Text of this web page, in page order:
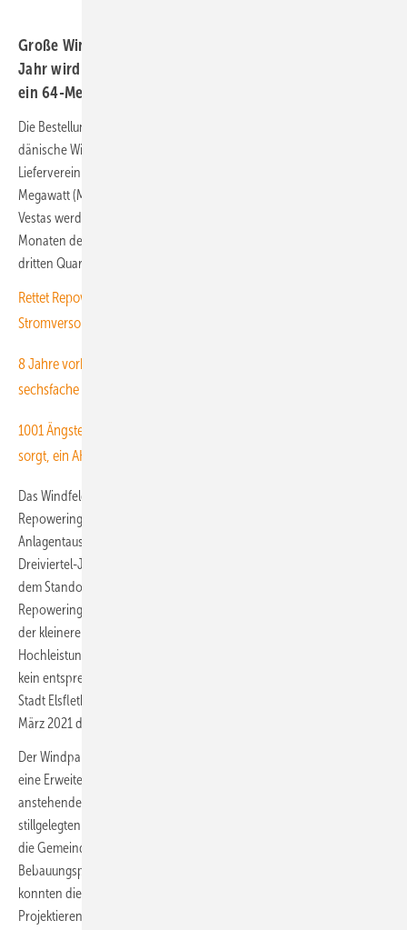
Große Windernte bleibt attraktiv: Bis Mitte kommendes
Jahr wird durch ein Repowering vor der Wesermündung
ein 64-Megawatt-Windkraftfeld entstehen.
Die Bestellung der neun großen Vestasanlagen ist nun amtlich. Das
dänische Windturbinenunternehmen meldete am Freitag die
Liefervereinbarung für drei Anlagen des Modells V172 mit 7,2
Megawatt (MW) und sechs Turbinen des Modells V150 mit 6 MW.
Vestas werde mit der Lieferung der Anlagen in den ersten drei
Monaten des kommenden Jahres beginnen und den Windpark im
dritten Quartal 2027 komplett ans Netz angeschlossen haben.
Rettet Repowering-Schwenk den EU-Windkraftkurs und die KI-
Stromversorgung in den USA?
8 Jahre vorbereitet, 2.5 Jahre Bau: Windparkerneuerung für
sechsfache Einspeisung
1001 Ängste – wie an der Unterweser ein Windpark für Unruhe
sorgt, ein AKW aber nicht
Das Windfeld südlich der Huntemündung in die Weser ist ein
Repoweringprojekt, für das die örtlichen Projektierer des
Anlagentausches in der Ausschreibung im August vor mehr als einem
Dreiviertel-Jahr den Zuschlag erhalten haben. Die Betreiber der an
dem Standort vorhandenen Altanlagen hatten die Erlaubnis fürs
Repowering – die Modernisierung des Windparks durch Austausch
der kleineren leistungsschwächeren Altanlagen gegen moderne
Hochleistungsturbinen – 2021 erreicht. Damals war allerdings noch
kein entsprechender kommunaler Bebauungspan vorhanden. Die
Stadt Elsfleth entschied sich nach Abstimmung im Ortsparlament im
März 2021 dann dafür, den Weg für den Windpark freizumachen.
Der Windparkstandort ist mehr als 20 Jahre alt. Bereits 2019 hatte es
eine Erweiterung des Windparks gegeben. Gegen das nun
anstehende Repowering eines Dutzends an sehr alten und wohl
stillgelegten Altanlagen hatte es auch Widerstand gegeben. Weil sich
die Gemeinde allerdings den Weg durch die Abschaffung des
Bebauungsplanes für die Flächen ohne Neuaufstellung entschied,
konnten die Windkraftgegner die Gemeinde auch nicht beklagen. Die
Projektierenden planen nun auch den Bau eines Umspannstation, um